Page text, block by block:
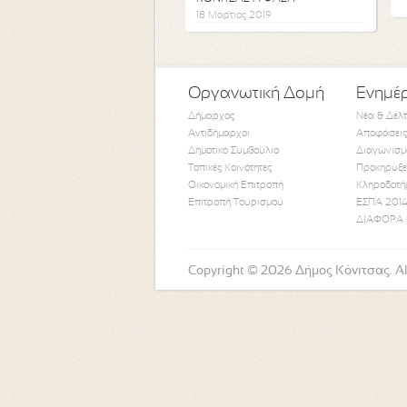
18 Μάρτιος 2019
Οργανωτική Δομή
Δήμαρχος
Αντιδήμαρχοι
Δημοτικό Συμβούλιο
Τοπικές Κοινότητες
Οικονομική Επιτροπή
Επιτροπή Τουρισμού
Νέα &
ΕΣΠΑ
ΔΙΑΦΟΡΑ
Copyright © 2026 Δήμος Κόνιτσας.